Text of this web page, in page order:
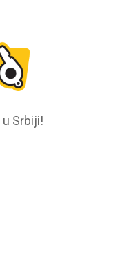
Srbiji!